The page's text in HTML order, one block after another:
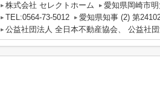
株式会社 セレクトホーム
愛知県岡崎市
TEL:0564-73-5012
愛知県知事 (2) 第
公益社団法人 全日本不動産協会、 公益社